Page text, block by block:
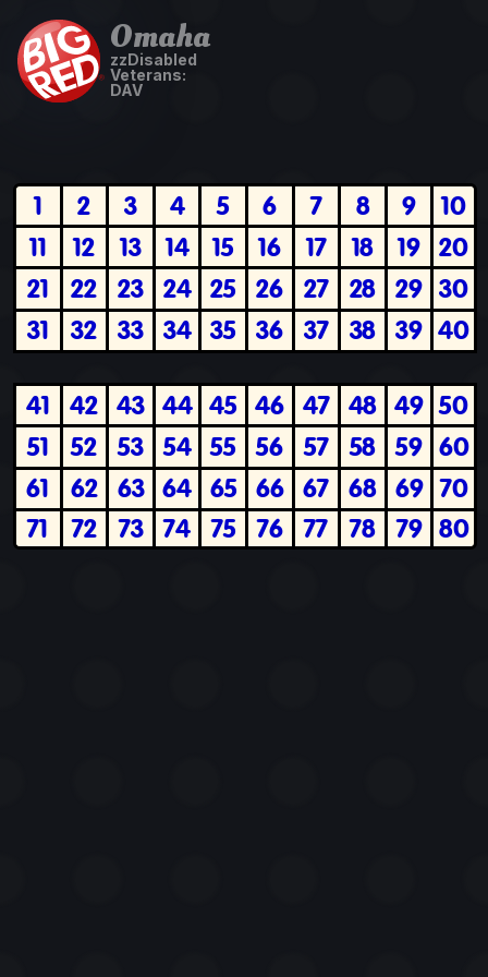
Omaha
zzDisabled
Veterans:
DAV
1 2 3 4 5 6 7 8 9
10
11
12 13 14 15 16 17 18 19 20
21
22 23 24 25 26 27 28 29 30
31
32 33 34 35 36 37 38 39 40
41 42 43 44 45 46 47 48 49 50
51
52 53 54 55 56 57 58 59 60
61
62 63 64 65 66 67 68 69 70
71
72 73 74 75 76 77 78 79 80